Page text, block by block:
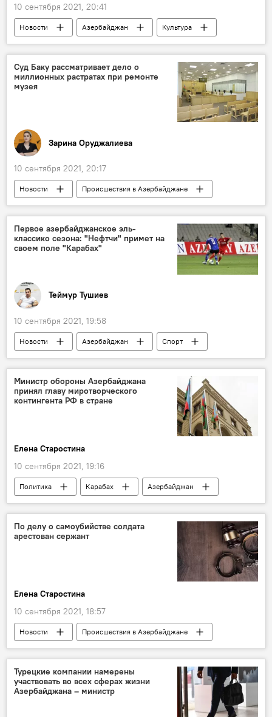
10 сентября 2021, 20:41
Новости Азербайджан
Культура
ЖИЗНЬ
Политика
События и даты
Ильхам Алиев
юбилей
Суд Баку рассматривает дело о
миллионных растратах при ремонте
музея
Зарина Оруджалиева
10 сентября 2021, 20:17
Новости
Происшествия в Азербайджане
Происшествия
ЖИЗНЬ
Экономика
Баку
суд Растрата музей
Первое азербайджанское эль-
классико сезона: "Нефтчи" примет на
своем поле "Карабах"
Теймур Тушиев
10 сентября 2021, 19:58
Новости Азербайджан
Спорт
ЖИЗНЬ
ФК "Нефтчи"
Сезон
матч
премьер-лига
Министр обороны Азербайджана
принял главу миротворческого
контингента РФ в стране
Елена Старостина
10 сентября 2021, 19:16
Политика Карабах
Азербайджан
Новости
Россия
Министерство обороны АР
Закир Гасанов
миротворцы
По делу о самоубийстве солдата
арестован сержант
Елена Старостина
10 сентября 2021, 18:57
Новости
Происшествия в Азербайджане
Азербайджан
Происшествия
Генеральная прокуратура АР
Турецкие компании намерены
участвовать во всех сферах жизни
Азербайджана – министр